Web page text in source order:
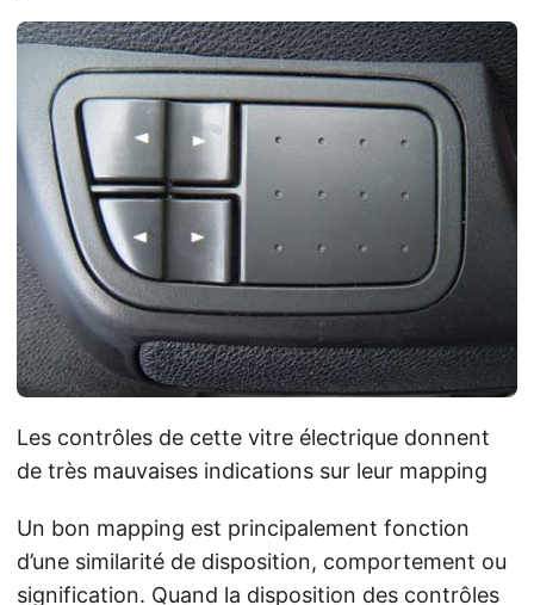
Les contrôles de cette vitre électrique donnent
de très mauvaises indications sur leur mapping
Un bon mapping est principalement fonction
d’une similarité de disposition, comportement ou
signification. Quand la disposition des contrôles